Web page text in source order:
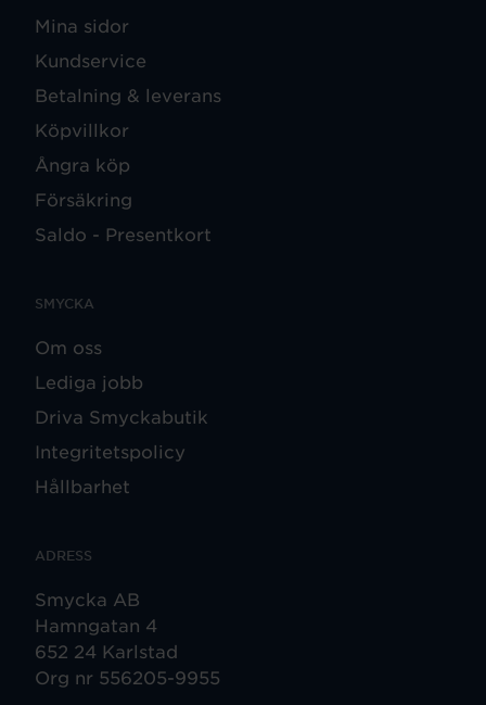
Mina sidor
Kundservice
Betalning & leverans
Köpvillkor
Ångra köp
Försäkring
Saldo - Presentkort
SMYCKA
Om oss
Lediga jobb
Driva Smyckabutik
Integritetspolicy
Hållbarhet
ADRESS
Smycka AB
Hamngatan 4
652 24 Karlstad
Org nr 556205-9955